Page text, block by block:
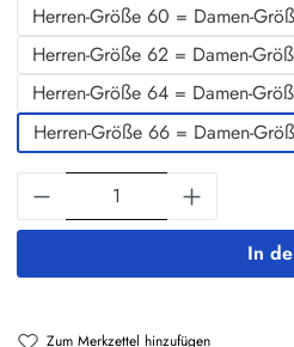
Herren-Größe 60 = Damen-
Herren-Größe 62 = Damen-
Herren-Größe 64 = Damen-
Herren-Größe 66 = Damen-
Produkt Anzahl: Gib
In
Zum Merkzettel hinzufügen